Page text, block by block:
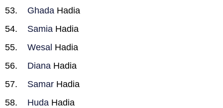
Ghada Hadia
Samia Hadia
Wesal Hadia
Diana Hadia
Samar Hadia
Huda Hadia